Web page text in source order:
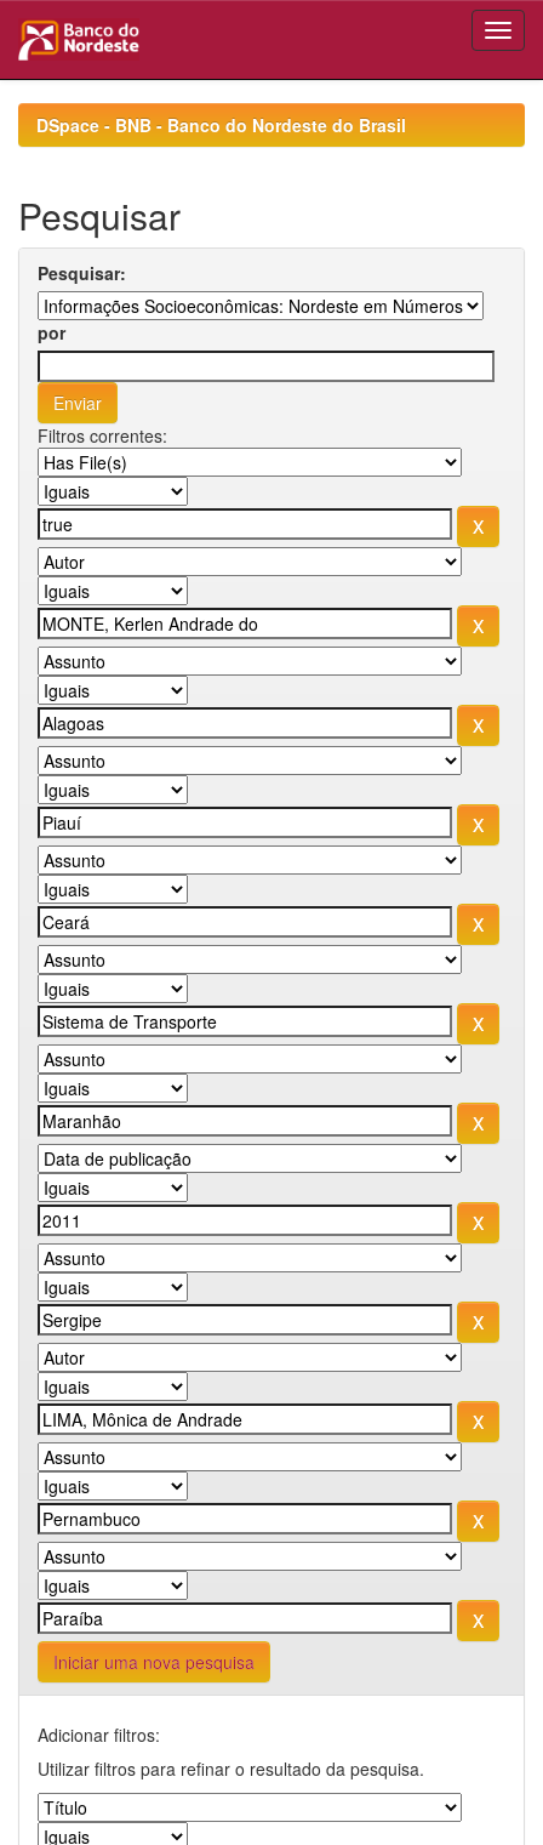
navigationDSpace - BNB - Banco do Nordeste do Brasil
Pesquisar
Pesquisar:
por
Filtros correntes:
Iniciar uma nova pesquisa
Adicionar filtros:
Utilizar filtros para refinar o resultado da pesquisa.